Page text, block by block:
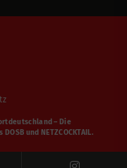
– Die
und NETZCOCKTAIL.